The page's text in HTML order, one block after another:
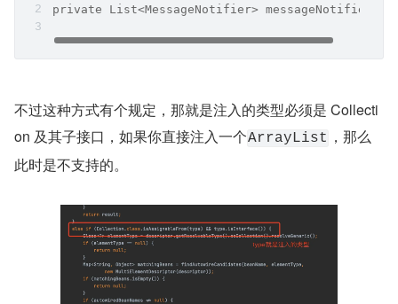
private List<MessageNotifier> messageNotifiers;
不过这种方式有个规定，那就是注入的类型必须是 Collecti
on 及其子接口，如果你直接注入一个ArrayList ，那么
此时是不支持的。